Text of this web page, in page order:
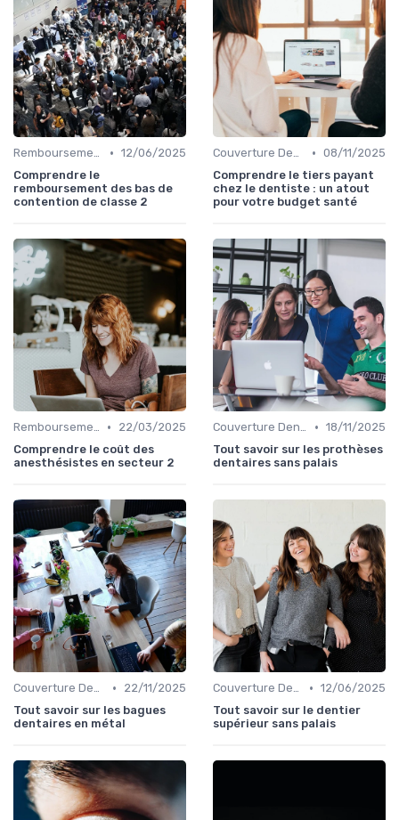
Remboursements des Soins Médicaux • 12/06/2025
Comprendre le
remboursement des bas de
contention de classe 2
Couverture Dentaire et Optique • 08/11/2025
Comprendre le tiers payant
chez le dentiste : un atout
pour votre budget santé
Remboursements des Soins Médicaux •
22/03/2025
Comprendre le coût des
anesthésistes en secteur 2
Couverture Dentaire et Optique • 18/11/2025
Tout savoir sur les prothèses
dentaires sans palais
Couverture Dentaire et Optique •
22/11/2025
Tout savoir sur les bagues
dentaires en métal
Couverture Dentaire et Optique • 12/06/2025
Tout savoir sur le dentier
supérieur sans palais